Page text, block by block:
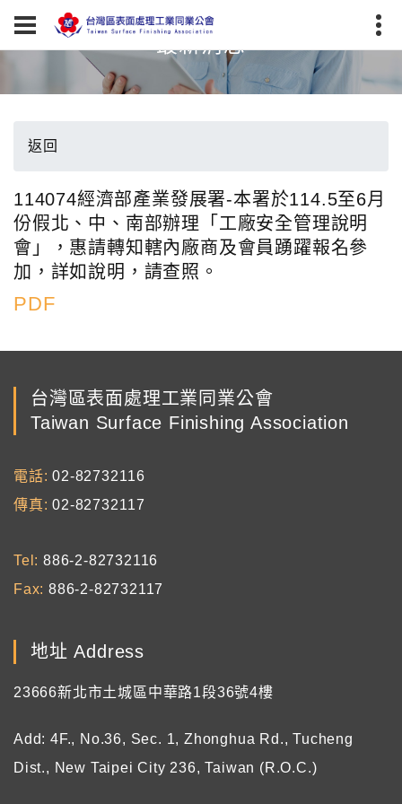
最新消息
返回
114074經濟部產業發展署-本署於114.5至6月
份假北、中、南部辦理「工廠安全管理說明
會」，惠請轉知轄內廠商及會員踴躍報名參
加，詳如說明，請查照。
PDF
台灣區表面處理工業同業公會
Taiwan Surface Finishing Association
電話
02-82732116
傳真
02-82732117
Tel
886-2-82732116
Fax 886-2-82732117
地址 Address
23666新北市土城區中華路1段36號4樓
Add: 4F., No.36, Sec. 1, Zhonghua Rd., Tucheng
Dist., New Taipei City 236, Taiwan (R.O.C.)